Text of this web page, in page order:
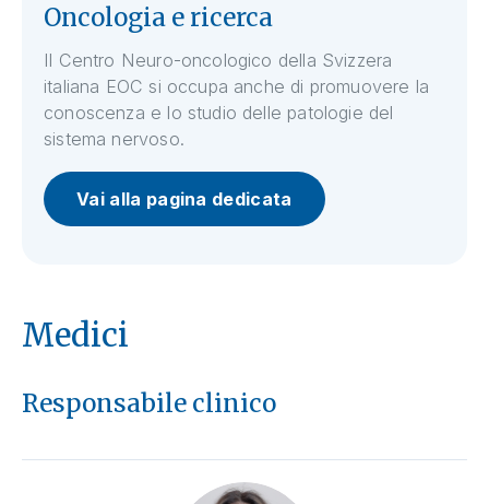
Oncologia e ricerca
Il Centro Neuro-oncologico della Svizzera
italiana EOC si occupa anche di promuovere la
conoscenza e lo studio delle patologie del
sistema nervoso.
Vai alla pagina dedicata
Medici
Responsabile clinico